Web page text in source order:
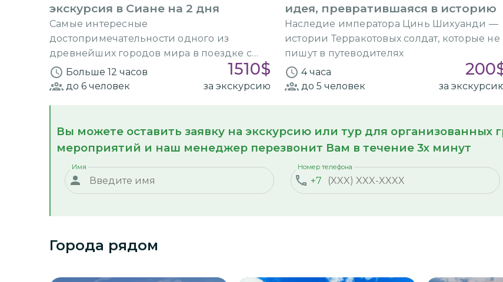
экскурсия в Сиане на 2 дня
Самые интересные
достопримечательности одного из
древнейших городов мира в поездке с
гидомБольше 12 часов 1510$
до 6 человек за экскурсию
идея, превратившаяся в историю
Наследие императора Цинь Шихуанди —
истории Терракотовых солдат, которые не
пишут в путеводителях
4 часа
200
до 5 человек за
Вы можете оставить заявку на экскурсию или тур для организованных
мероприятий и наш менеджер перезвонит Вам в течение 3х минут
Имя
+7
Номер телефона
Города рядом